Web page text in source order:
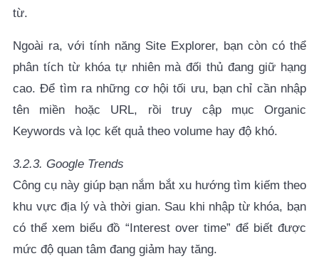
từ.
Ngoài ra, với tính năng Site Explorer, bạn còn có thể
phân tích từ khóa tự nhiên mà đối thủ đang giữ hạng
cao. Để tìm ra những cơ hội tối ưu, bạn chỉ cần nhập
tên miền hoặc URL, rồi truy cập mục Organic
Keywords và lọc kết quả theo volume hay độ khó.
3.2.3. Google Trends
Công cụ này giúp bạn nắm bắt xu hướng tìm kiếm theo
khu vực địa lý và thời gian. Sau khi nhập từ khóa, bạn
có thể xem biểu đồ “Interest over time” để biết được
mức độ quan tâm đang giảm hay tăng.